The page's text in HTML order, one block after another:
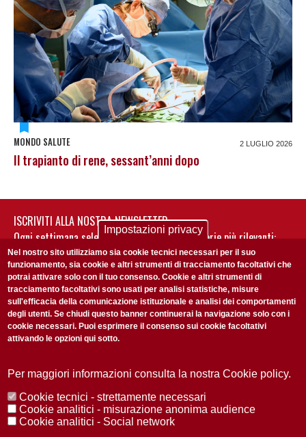
MONDO SALUTE 2 LUGLIO 2026
Il trapianto di rene, sessant’anni dopo
ISCRIVITI ALLA NOSTRA NEWSLETTER
Ogni settimana selezioniamo per te nostre storie più rilevanti:
non perderti gli aggiornamenti della nostra newsletter
Accetto laPrivacy Policy
Redazione Copyright Privacy
Area stampa
© 2025 Università di Padova
Impostazioni privacy
Nel nostro sito utilizziamo sia cookie tecnici necessari per il suo
funzionamento, sia cookie e altri strumenti di tracciamento facoltativi che
potrai attivare solo con il tuo consenso. Cookie e altri strumenti di
tracciamento facoltativi sono usati per analisi statistiche, misure
sull'efficacia della comunicazione istituzionale e analisi dei comportamenti
degli utenti. Se chiudi questo banner continuerai la navigazione solo con i
cookie necessari. Puoi esprimere il consenso sui cookie facoltativi
attivando le opzioni qui sotto.
Per maggiori informazioni consulta la nostra Cookie policy.
Cookie tecnici - strettamente necessari
Cookie analitici - misurazione anonima audience
Cookie analitici - Social network